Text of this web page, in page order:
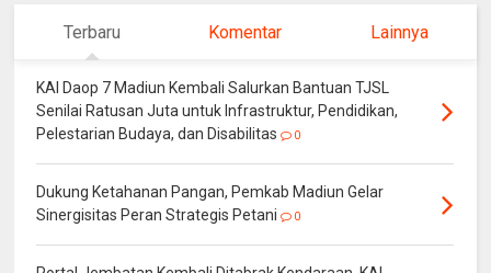
Terbaru Komentar Lainnya
KAI Daop 7 Madiun Kembali Salurkan Bantuan TJSL
Senilai Ratusan Juta untuk Infrastruktur, Pendidikan,
Pelestarian Budaya, dan Disabilitas
0
Dukung Ketahanan Pangan, Pemkab Madiun Gelar
Sinergisitas Peran Strategis Petani
0